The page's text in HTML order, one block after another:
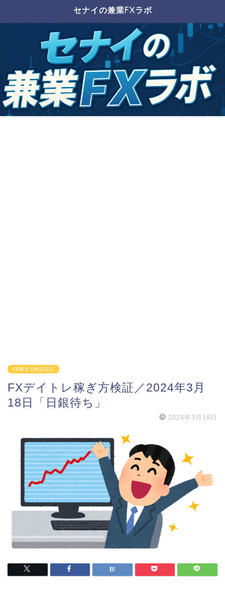
セナイの兼業FXラボ
FX稼ぎ方検証日記
FXデイトレ稼ぎ方検証／2024年3月
18日「日銀待ち」
2024年3月19日